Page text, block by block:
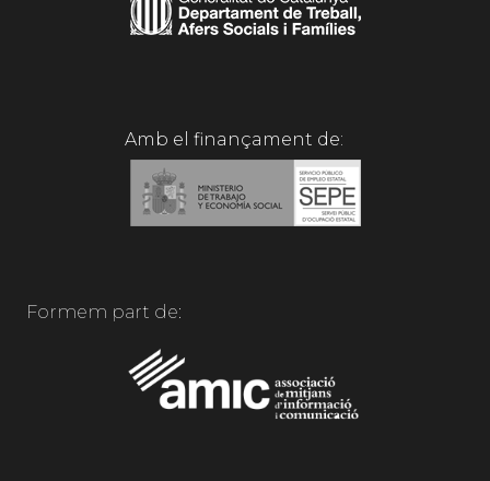
Amb el finançament de:
Formem part de: